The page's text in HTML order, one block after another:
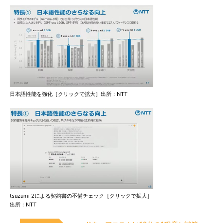
日本語性能を強化［クリックで拡大］出所：NTT
tsuzumi 2による契約書の不備チェック［クリックで拡大］
出所：NTT